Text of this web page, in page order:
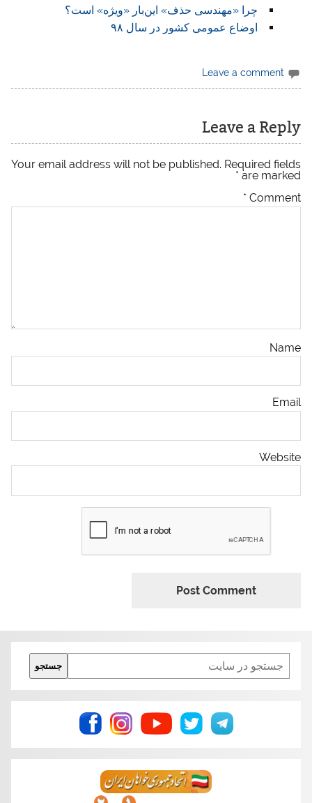
چرا «مهندسی حذف» این‌بار «ویژه» است؟
اوضاع عمومی‌ کشور در سال ۹۸
Leave a comment
Leave a Reply
Your email address will not be published. Required fields
are marked
*
Comment
*
Name
Email
Website
Search
جستجو